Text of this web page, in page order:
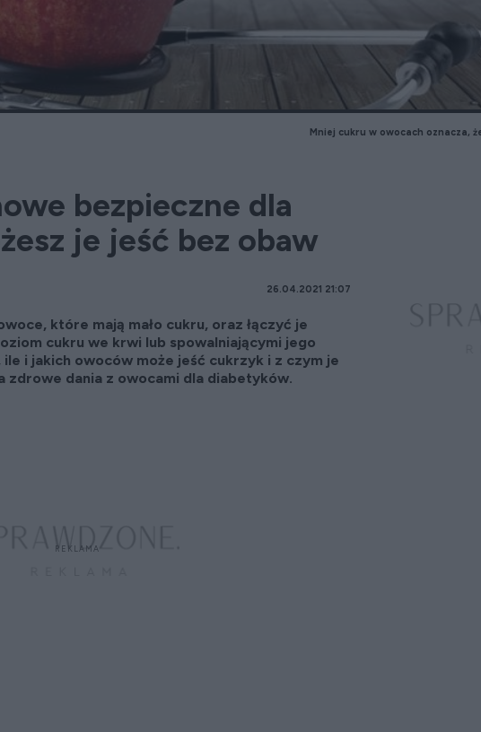
Mniej cukru w owocach oznacza,
bezpieczne dla
je jeść bez obaw
26.04.2021 21:07
które mają mało cukru, oraz łączyć je
cukru we krwi lub spowalniającymi jego
ile i jakich owoców może jeść cukrzyk i z czym je
zdrowe dania z owocami dla diabetyków.